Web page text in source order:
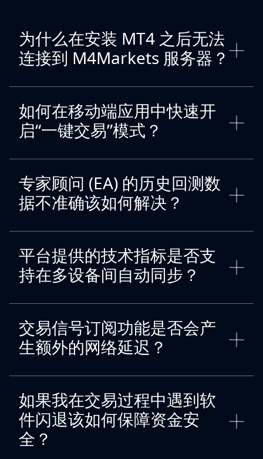
为什么在安装 MT4 之后无法
连接到 M4Markets 服务器？
如何在移动端应用中快速开
启“一键交易”模式？
专家顾问 (EA) 的历史回测数
据不准确该如何解决？
平台提供的技术指标是否支
持在多设备间自动同步？
交易信号订阅功能是否会产
生额外的网络延迟？
如果我在交易过程中遇到软
件闪退该如何保障资金安
全？